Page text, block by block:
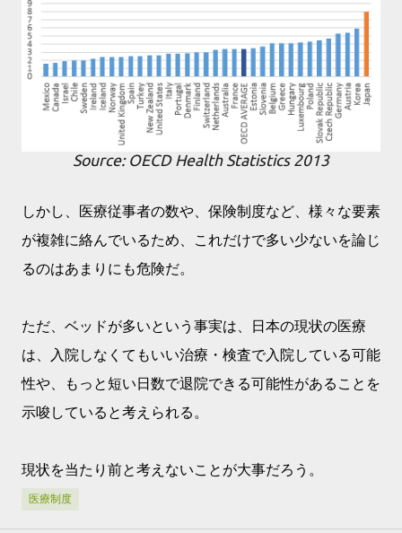
Source: OECD Health Statistics 2013
しかし、医療従事者の数や、保険制度など、様々な要素
が複雑に絡んでいるため、これだけで多い少ないを論じ
るのはあまりにも危険だ。
ただ、ベッドが多いという事実は、日本の現状の医療
は、入院しなくてもいい治療・検査で入院している可能
性や、もっと短い日数で退院できる可能性があることを
示唆していると考えられる。
現状を当たり前と考えないことが大事だろう。
医療制度